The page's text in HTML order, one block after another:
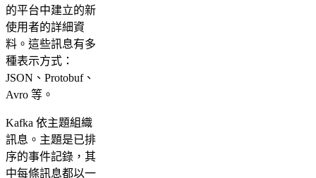
的平台中建立的新
使用者的詳細資
料。這些訊息有多
種表示方式：
JSON、Protobuf、
Avro 等。
Kafka 依主題組織
訊息。主題是已排
序的事件記錄，其
中每條訊息都以一